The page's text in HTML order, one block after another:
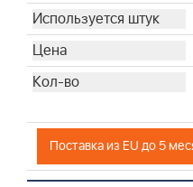
Поставка из EU до 5